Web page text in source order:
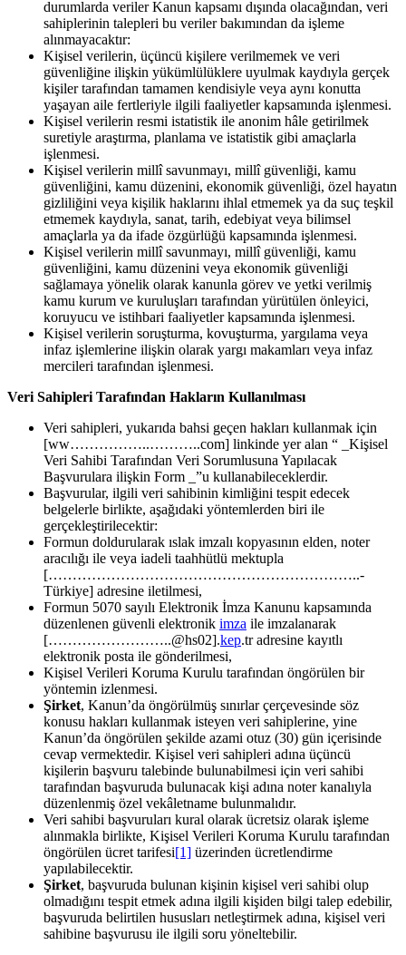
durumlarda veriler Kanun kapsamı dışında olacağından, veri
sahiplerinin talepleri bu veriler bakımından da işleme
alınmayacaktır:
Kişisel verilerin, üçüncü kişilere verilmemek ve veri
güvenliğine ilişkin yükümlülüklere uyulmak kaydıyla gerçek
kişiler tarafından tamamen kendisiyle veya aynı konutta
yaşayan aile fertleriyle ilgili faaliyetler kapsamında işlenmesi.
Kişisel verilerin resmi istatistik ile anonim hâle getirilmek
suretiyle araştırma, planlama ve istatistik gibi amaçlarla
işlenmesi.
Kişisel verilerin millî savunmayı, millî güvenliği, kamu
güvenliğini, kamu düzenini, ekonomik güvenliği, özel hayatın
gizliliğini veya kişilik haklarını ihlal etmemek ya da suç teşkil
etmemek kaydıyla, sanat, tarih, edebiyat veya bilimsel
amaçlarla ya da ifade özgürlüğü kapsamında işlenmesi.
Kişisel verilerin millî savunmayı, millî güvenliği, kamu
güvenliğini, kamu düzenini veya ekonomik güvenliği
sağlamaya yönelik olarak kanunla görev ve yetki verilmiş
kamu kurum ve kuruluşları tarafından yürütülen önleyici,
koruyucu ve istihbari faaliyetler kapsamında işlenmesi.
Kişisel verilerin soruşturma, kovuşturma, yargılama veya
infaz işlemlerine ilişkin olarak yargı makamları veya infaz
mercileri tarafından işlenmesi.
Veri Sahipleri Tarafından Hakların Kullanılması
Veri sahipleri, yukarıda bahsi geçen hakları kullanmak için
[ww……………..………..com] linkinde yer alan “ _Kişisel
Veri Sahibi Tarafından Veri Sorumlusuna Yapılacak
Başvurulara ilişkin Form _”u kullanabileceklerdir.
Başvurular, ilgili veri sahibinin kimliğini tespit edecek
belgelerle birlikte, aşağıdaki yöntemlerden biri ile
gerçekleştirilecektir:
Formun doldurularak ıslak imzalı kopyasının elden, noter
aracılığı ile veya iadeli taahhütlü mektupla
[………………………………………………………..-
Türkiye] adresine iletilmesi,
Formun 5070 sayılı Elektronik İmza Kanunu kapsamında
düzenlenen güvenli elektronik imza ile imzalanarak
[……………………..@hs02].kep.tr adresine kayıtlı
elektronik posta ile gönderilmesi,
Kişisel Verileri Koruma Kurulu tarafından öngörülen bir
yöntemin izlenmesi.
Şirket, Kanun’da öngörülmüş sınırlar çerçevesinde söz
konusu hakları kullanmak isteyen veri sahiplerine, yine
Kanun’da öngörülen şekilde azami otuz (30) gün içerisinde
cevap vermektedir. Kişisel veri sahipleri adına üçüncü
kişilerin başvuru talebinde bulunabilmesi için veri sahibi
tarafından başvuruda bulunacak kişi adına noter kanalıyla
düzenlenmiş özel vekâletname bulunmalıdır.
Veri sahibi başvuruları kural olarak ücretsiz olarak işleme
alınmakla birlikte, Kişisel Verileri Koruma Kurulu tarafından
öngörülen ücret tarifesi[1] üzerinden ücretlendirme
yapılabilecektir.
Şirket, başvuruda bulunan kişinin kişisel veri sahibi olup
olmadığını tespit etmek adına ilgili kişiden bilgi talep edebilir,
başvuruda belirtilen hususları netleştirmek adına, kişisel veri
sahibine başvurusu ile ilgili soru yöneltebilir.